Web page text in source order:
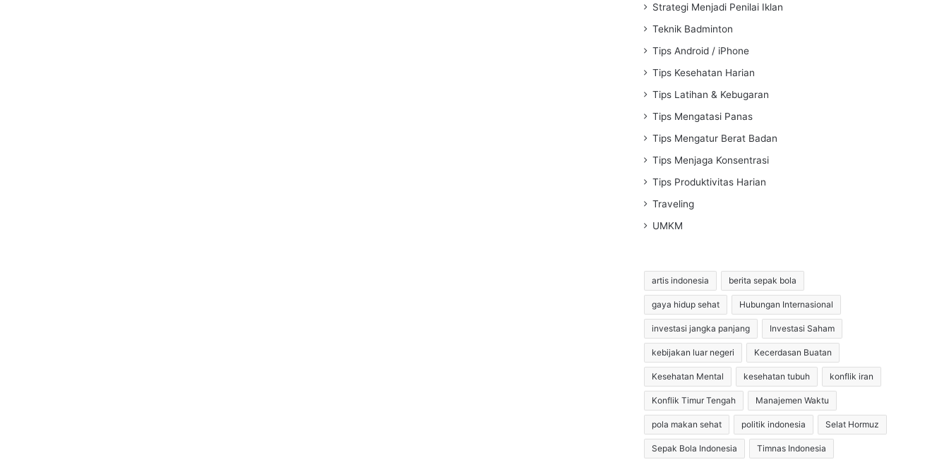
Strategi Menjadi Penilai Iklan
Teknik Badminton
Tips Android / iPhone
Tips Kesehatan Harian
Tips Latihan & Kebugaran
Tips Mengatasi Panas
Tips Mengatur Berat Badan
Tips Menjaga Konsentrasi
Tips Produktivitas Harian
Traveling
UMKM
artis indonesia berita sepak bola
gaya hidup sehat Hubungan Internasional
investasi jangka panjang Investasi Saham
kebijakan luar negeri Kecerdasan Buatan
Kesehatan Mental kesehatan tubuh konflik iran
Konflik Timur Tengah Manajemen Waktu
pola makan sehat politik indonesia Selat Hormuz
Sepak Bola Indonesia Timnas Indonesia